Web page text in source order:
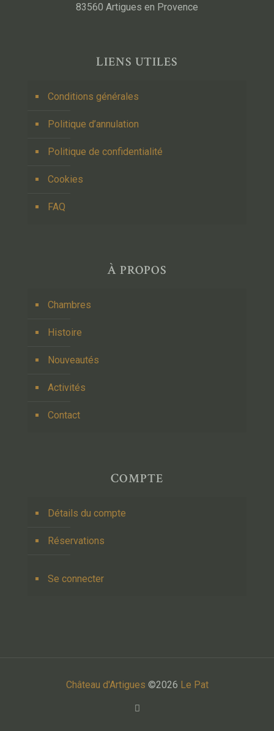
83560 Artigues en Provence
LIENS UTILES
Conditions générales
Politique d’annulation
Politique de confidentialité
Cookies
FAQ
À PROPOS
Chambres
Histoire
Nouveautés
Activités
Contact
COMPTE
Détails du compte
Réservations
Se connecter
Château d'Artigues ©2026 Le Pat